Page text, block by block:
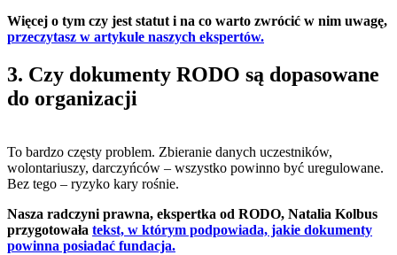
Więcej o tym czy jest statut i na co warto zwrócić w nim uwagę,
przeczytasz w artykule naszych ekspertów.
3. Czy dokumenty RODO są dopasowane
do organizacji
To bardzo częsty problem. Zbieranie danych uczestników,
wolontariuszy, darczyńców – wszystko powinno być uregulowane.
Bez tego – ryzyko kary rośnie.
Nasza radczyni prawna, ekspertka od RODO, Natalia Kolbus
przygotowała tekst, w którym podpowiada, jakie dokumenty
powinna posiadać fundacja.